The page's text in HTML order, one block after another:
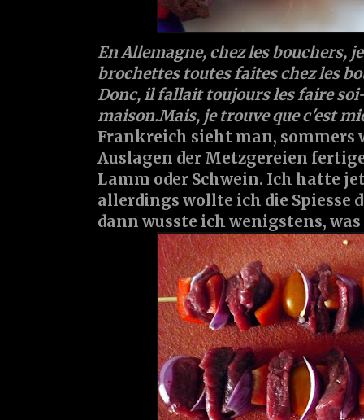
En Allemagne, chez les bouchers,
brochettes toutes faites chez les
Donc, il fallait toujours les faire
maison.Mais, je trouve que c'est
Frankreich sieht man, sommers
Auslagen der Metzgereien
Lamm oder Schwein. Ich hatte
allerdings wollte ich die Spiesse
dann wusste ich wenigstens,